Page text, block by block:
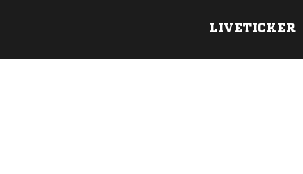
LIVETICKER